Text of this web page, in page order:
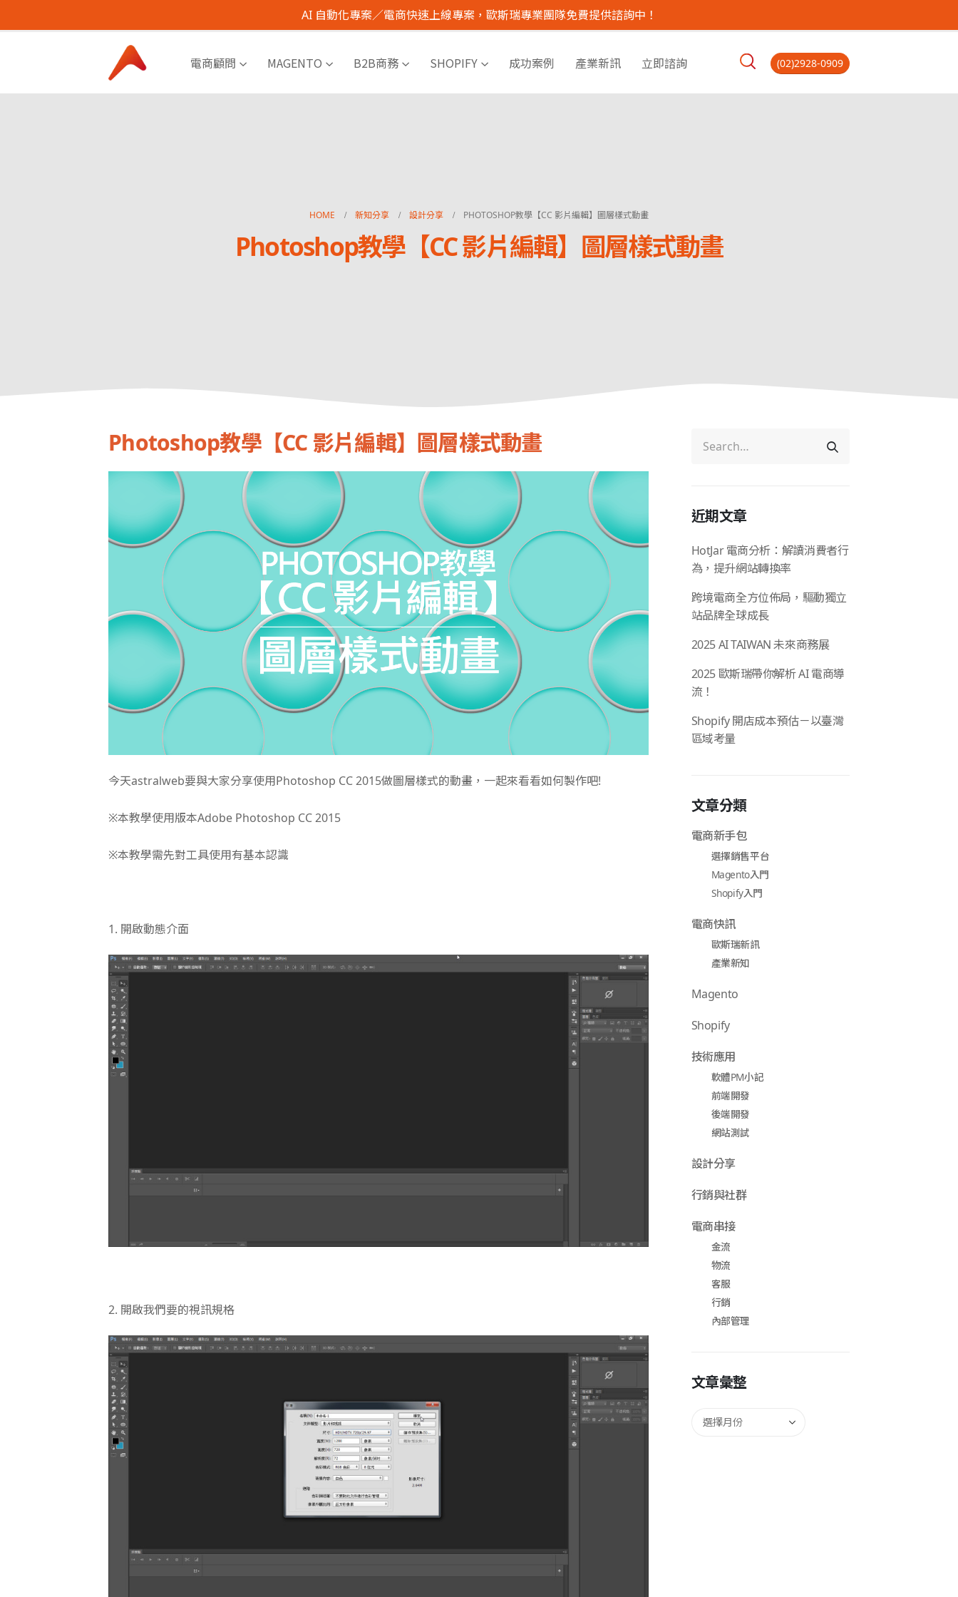
AI 自動化專案／電商快速上線專案，歐斯瑞專業團隊免費提供諮詢中！
電商顧問 MAGENTO B2B商務 SHOPIFY 成功案例 產業新訊 立即諮詢 (02)2928-0909
HOME 新知分享 設計分享 PHOTOSHOP教學【CC 影片編輯】圖層樣式動畫
Photoshop教學【CC 影片編輯】圖層樣式動畫
Photoshop教學【CC 影片編輯】圖層樣式動畫
今天astralweb要與大家分享使用Photoshop CC 2015做圖層樣式的動畫，一起來看看如何製作吧!
※本教學使用版本Adobe Photoshop CC 2015
※本教學需先對工具使用有基本認識
1. 開啟動態介面
2. 開啟我們要的視訊規格
近期文章
HotJar 電商分析：解讀消費者行
為，提升網站轉換率
跨境電商全方位佈局，驅動獨立
站品牌全球成長
2025 AI TAIWAN 未來商務展
2025 歐斯瑞帶你解析 AI 電商導
流！
Shopify 開店成本預估－以臺灣
區域考量
文章分類
電商新手包
選擇銷售平台
Magento入門
Shopify入門
電商快訊
歐斯瑞新訊
產業新知
Magento
Shopify
技術應用
軟體PM小記
前端開發
後端開發
網站測試
設計分享
行銷與社群
電商串接
金流
物流
客服
行銷
內部管理
文章彙整